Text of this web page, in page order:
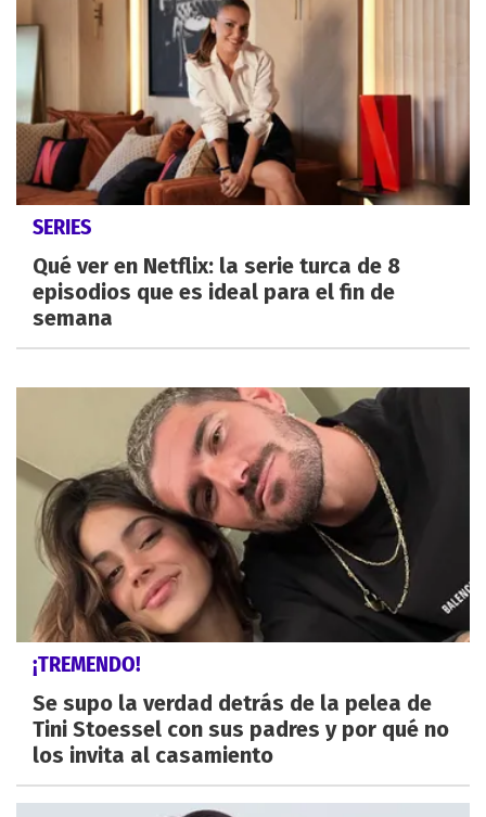
SERIES
Qué ver en Netflix: la serie turca de 8
episodios que es ideal para el fin de
semana
¡TREMENDO!
Se supo la verdad detrás de la pelea de
Tini Stoessel con sus padres y por qué no
los invita al casamiento